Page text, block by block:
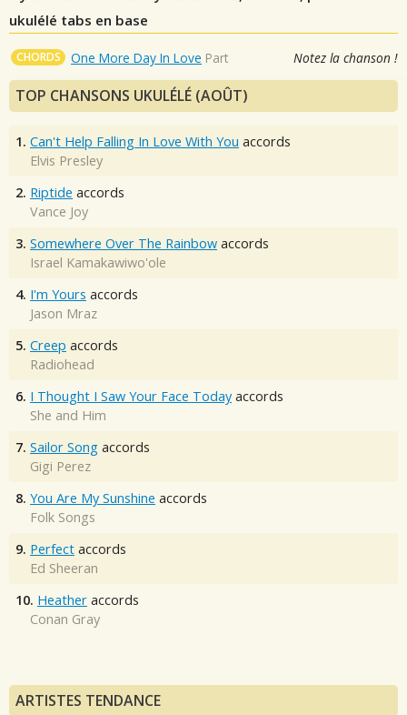
ukulélé tabs en base
CHORDS One More Day In Love Part Notez la chanson !
TOP CHANSONS UKULÉLÉ (AOÛT)
1. Can't Help Falling In Love With You accords
Elvis Presley
2. Riptide accords
Vance Joy
3. Somewhere Over The Rainbow accords
Israel Kamakawiwo'ole
4. I'm Yours accords
Jason Mraz
5. Creep accords
Radiohead
6. I Thought I Saw Your Face Today accords
She and Him
7. Sailor Song accords
Gigi Perez
8. You Are My Sunshine accords
Folk Songs
9. Perfect accords
Ed Sheeran
10. Heather accords
Conan Gray
ARTISTES TENDANCE